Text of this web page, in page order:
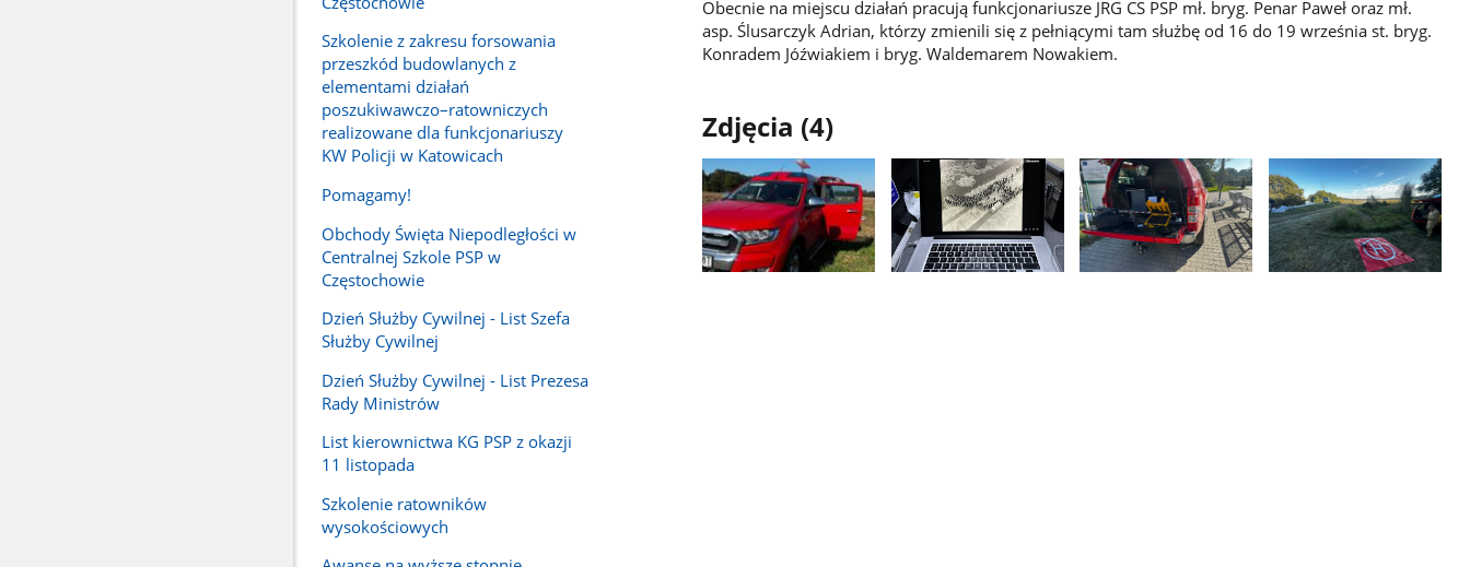
Szkolenie z zakresu forsowania
przeszkód budowlanych z
elementami działań
poszukiwawczo–ratowniczych
realizowane dla funkcjonariuszy
KW Policji w Katowicach
Pomagamy!
Obchody Święta Niepodległości w
Centralnej Szkole PSP w
Częstochowie
Dzień Służby Cywilnej - List Szefa
Służby Cywilnej
Dzień Służby Cywilnej - List Prezesa
Rady Ministrów
List kierownictwa KG PSP z okazji
11 listopada
Szkolenie ratowników
wysokościowych
Obecnie na miejscu działań pracują funkcjonariusze JRG CS PSP mł. bryg. Penar Paweł oraz mł.
asp. Ślusarczyk Adrian, którzy zmienili się z pełniącymi tam służbę od 16 do 19 września st. bryg.
Konradem Jóźwiakiem i bryg. Waldemarem Nowakiem.
Zdjęcia (4)